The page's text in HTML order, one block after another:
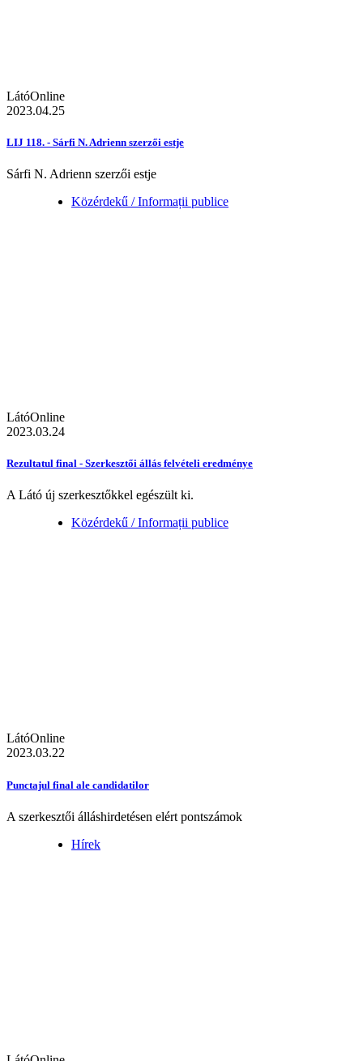
LátóOnline
2023.04.25
LIJ 118. - Sárfi N. Adrienn szerzői estje
Sárfi N. Adrienn szerzői estje
Közérdekű / Informații publice
LátóOnline
2023.03.24
Rezultatul final - Szerkesztői állás felvételi eredménye
A Látó új szerkesztőkkel egészült ki.
Közérdekű / Informații publice
LátóOnline
2023.03.22
Punctajul final ale candidatilor
A szerkesztői álláshirdetésen elért pontszámok
Hírek